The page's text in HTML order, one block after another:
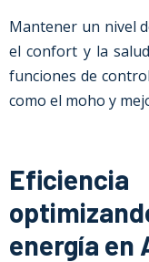
Mantener un nivel
el confort y la
funciones de
como el moho y
energía en